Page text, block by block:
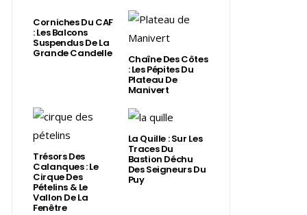
Corniches Du CAF
: Les Balcons
Suspendus De La
Grande Candelle Chaîne Des Côtes
: Les Pépites Du
Plateau De
Manivert
Trésors Des
Calanques : Le
Cirque Des
Pételins & Le
Vallon De La
Fenêtre
La Quille : Sur Les
Traces Du
Bastion Déchu
Des Seigneurs Du
Puy